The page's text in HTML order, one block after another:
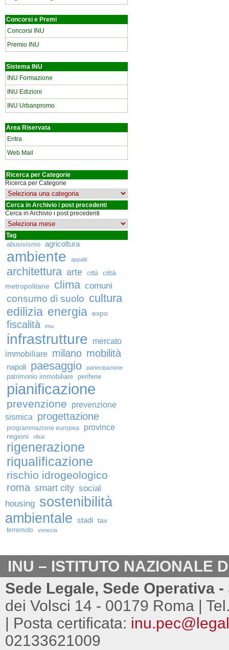
Concorsi e Premi
Concorsi INU
Premio INU
Sistema INU
INU Formazione
INU Edizioni
INU Urbanpromo
Area Riservata
Entra
Web Mail
Ricerca per Categorie
Ricerca per Categorie
Cerca in Archivio i post precedenti
Cerca in Archivio i post precedenti
Tag
abusivismo agricoltura
ambiente appalti
architettura arte città
città
metropolitane
clima comuni
consumo di suolo cultura
edilizia energia expo
fiscalità imu
infrastrutture
mercato
immobiliare milano mobilità
napoli paesaggio partecipazione
patrimonio immobiliare periferie
pianificazione
prevenzione
prevenzione
sismica
progettazione
programmazione europea province
regioni rifiuti
rigenerazione
riqualificazione
rischio idrogeologico
roma smart city social
housing sostenibilità
ambientale stadi tav
terremoto venezia
INU – ISTITUTO NAZIONALE
Sede Legale, Sede Operativa
dei Volsci 14 - 00179 Roma |
| Posta certificata:
02133621009